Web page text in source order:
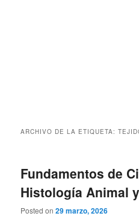
ARCHIVO DE LA ETIQUETA:
Fundamentos de
Histología Animal
Posted on29 marzo, 2026